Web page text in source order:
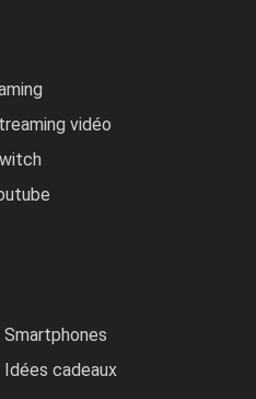
vidéo
Smartphones
Idées cadeaux